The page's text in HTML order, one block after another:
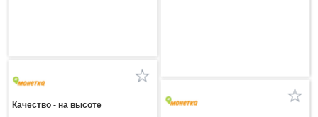
Качество - на высоте